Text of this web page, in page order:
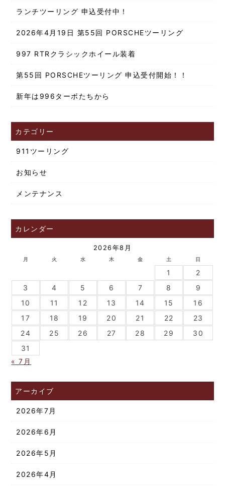
ランチツーリング 申込受付中！
2026年4月19日 第55回 PORSCHEツーリング
997 RTRクラシックホイール装着
第55回 PORSCHEツーリング 申込受付開始！！
新年は996ターボたちから
カテゴリー
911ツーリング
お知らせ
メンテナンス
カレンダー
2026年8月
月 火 水 木 金 土 日
1
2
3
4 5 6 7 8
9
10
11 12 13 14 15
16
17
18 19 20 21 22
23
24
25 26 27 28 29
30
31
« 7月
アーカイブ
2026年7月
2026年6月
2026年5月
2026年4月